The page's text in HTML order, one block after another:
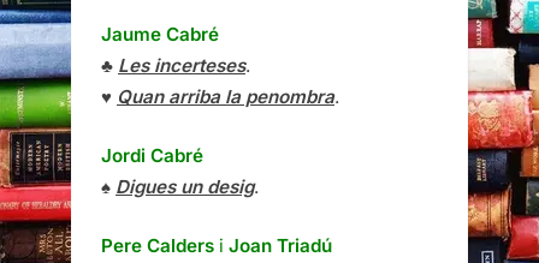
Jaume Cabré
♣ Les incerteses.
♥ Quan arriba la penombra.
Jordi Cabré
♠ Digues un desig.
Pere Calders i Joan Triadú